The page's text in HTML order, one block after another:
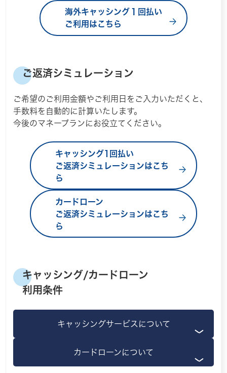
海外キャッシング１回払い
ご利用はこちら
ご返済シミュレーション
ご希望のご利用金額やご利用日をご入力いただくと、
手数料を自動的に計算いたします。
今後のマネープランにお役立てください。
キャッシング1回払い
ご返済シミュレーションはこち
ら
カードローン
ご返済シミュレーションはこち
ら
キャッシング/カードローン
利用条件
キャッシングサービスについて
カードローンについて